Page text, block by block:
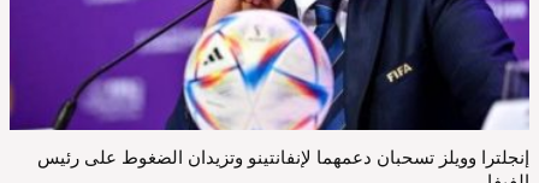
إنجلترا وويلز تسحبان دعمهما لإنفانتينو وتزيدان الضغوط على رئيس